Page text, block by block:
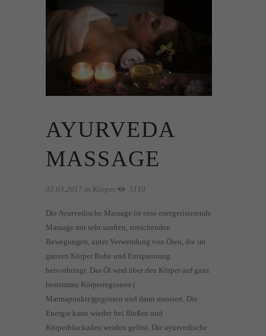
AYURVEDA
MASSAGE
03.03.2017 in Körper 3110
Die Ayurvedische Massage ist eine energetisierende
Massage mit sehr sanften, streichenden
Bewegungen, unter Verwendung von Ölen, die im
ganzen Körper Ruhe und Entspannung
hervorbringt. Das Öl wird über den Körper auf ganz
bestimmte Körperregionen (
Marmapunkte)gegossen und dann massiert. Die
Energie kann wieder frei fließen und
Körperblockaden werden gelöst. Die ayurvedische